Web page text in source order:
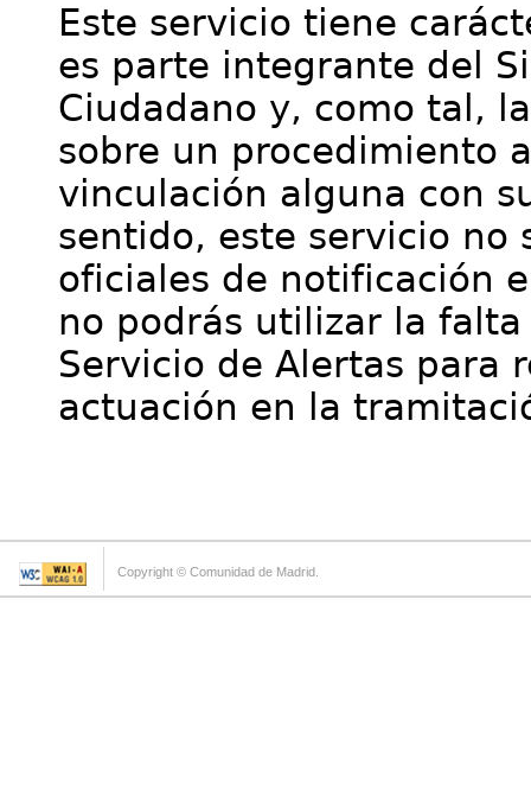
Este servicio tiene
es parte integrante del
Ciudadano y, como tal,
sobre un procedimiento
vinculación alguna con
sentido, este servicio no
oficiales de notificación
no podrás utilizar la
Servicio de Alertas para
actuación en la
Copyright © Comunidad de Madrid.